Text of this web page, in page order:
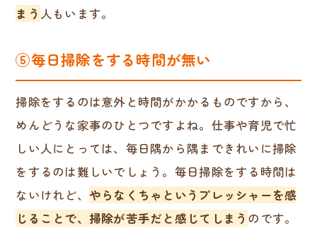
まう 人もいます。
⑤毎日掃除をする時間が無い
掃除をするのは意外と時間がかかるものですから、
めんどうな家事のひとつですよね。仕事や育児で忙
しい人にとっては、毎日隅から隅まできれいに掃除
をするのは難しいでしょう。毎日掃除をする時間は
ないけれど、 やらなくちゃというプレッシャーを感
じることで、掃除が苦手だと感じてしまう のです。